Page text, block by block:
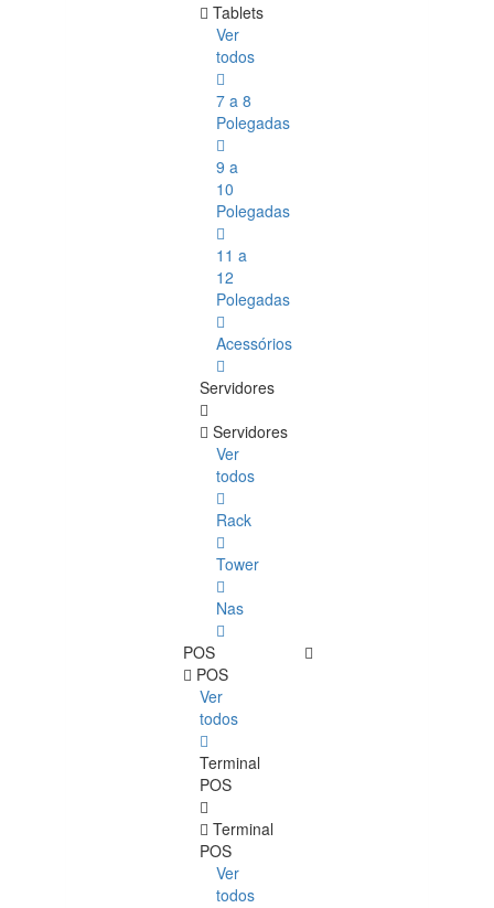
Tablets
Ver
todos
7 a 8
Polegadas
9 a
10
Polegadas
11 a
12
Polegadas
Acessórios
Servidores
Servidores
Ver
todos
Rack
Tower
Nas
POS
POS
Ver
todos
Terminal
POS
Terminal
POS
Ver
todos